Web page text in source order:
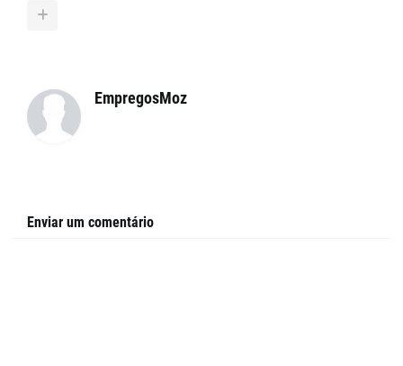
EmpregosMoz
Enviar um comentário